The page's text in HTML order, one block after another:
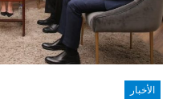
الأخبار